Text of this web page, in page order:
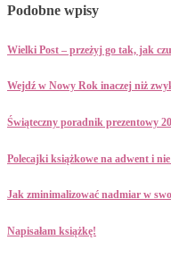
Podobne wpisy
Wielki Post – przeżyj go tak, jak
Wejdź w Nowy Rok inaczej niż
Świąteczny poradnik prezentowy
Polecajki książkowe na adwent i
Jak zminimalizować nadmiar w
Napisałam książkę!